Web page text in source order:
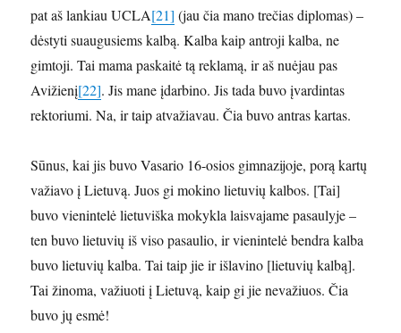
pat aš lankiau UCLA[21] (jau čia mano trečias diplomas) –
dėstyti suaugusiems kalbą. Kalba kaip antroji kalba, ne
gimtoji. Tai mama paskaitė tą reklamą, ir aš nuėjau pas
Avižienį[22]. Jis mane įdarbino. Jis tada buvo įvardintas
rektoriumi. Na, ir taip atvažiavau. Čia buvo antras kartas.
Sūnus, kai jis buvo Vasario 16-osios gimnazijoje, porą kartų
važiavo į Lietuvą. Juos gi mokino lietuvių kalbos. [Tai]
buvo vienintelė lietuviška mokykla laisvajame pasaulyje –
ten buvo lietuvių iš viso pasaulio, ir vienintelė bendra kalba
buvo lietuvių kalba. Tai taip jie ir išlavino [lietuvių kalbą].
Tai žinoma, važiuoti į Lietuvą, kaip gi jie nevažiuos. Čia
buvo jų esmė!